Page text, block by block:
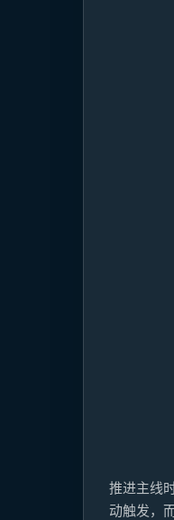
推进主线
动触发，